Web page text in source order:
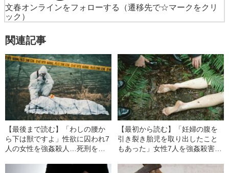
文春オンラインをフォローする
（遷移先で☆マークをクリ
ック）
関連記事
【最後まで読む】「わしの腰か
ら下は獣ですよ」性欲に囚われ7
人の女性を強姦殺人…死刑を言
魔」が“最後に残した言葉”
【最初から読む】「妊婦の腹を
引き裂き胎児を取り出したこと
もあった」女性7人を強姦殺害、
「昭和最悪のレイプ魔」の正体